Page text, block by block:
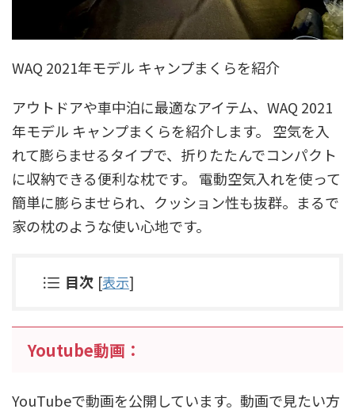
WAQ 2021年モデル キャンプまくらを紹介
アウトドアや車中泊に最適なアイテム、WAQ 2021
年モデル キャンプまくらを紹介します。 空気を入
れて膨らませるタイプで、折りたたんでコンパクト
に収納できる便利な枕です。 電動空気入れを使って
簡単に膨らませられ、クッション性も抜群。まるで
家の枕のような使い心地です。
目次 [表示]
Youtube動画：
YouTubeで動画を公開しています。動画で見たい方